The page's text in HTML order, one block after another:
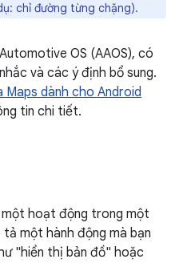
chỉ đường từng chặng).
OS (AAOS), có
và các ý định bổ sung.
Maps dành cho Android
tin chi tiết.
hoạt động trong một
một hành động mà bạn
"hiển thị bản đồ" hoặc